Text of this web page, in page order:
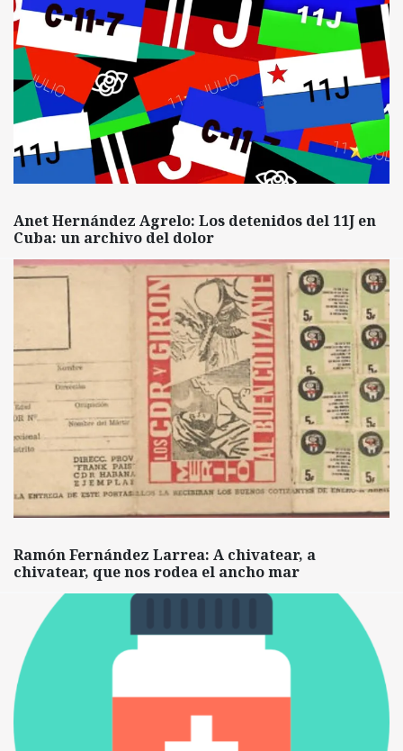
Anet Hernández Agrelo: Los detenidos del 11J en
Cuba: un archivo del dolor
Ramón Fernández Larrea: A chivatear, a
chivatear, que nos rodea el ancho mar